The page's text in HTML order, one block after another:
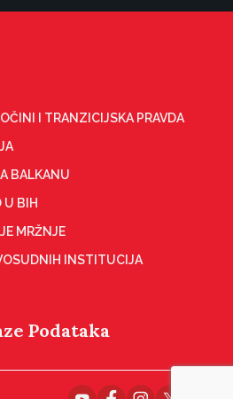
I TRANZICIJSKA PRAVDA
BALKANU
U BIH
MRŽNJE
INSTITUCIJA
Podataka